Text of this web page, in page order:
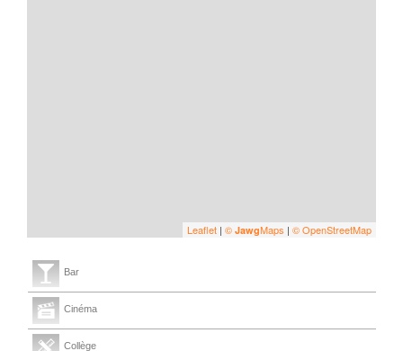
Leaflet | © JawgMaps | © OpenStreetMap
Bar
Cinéma
Collège